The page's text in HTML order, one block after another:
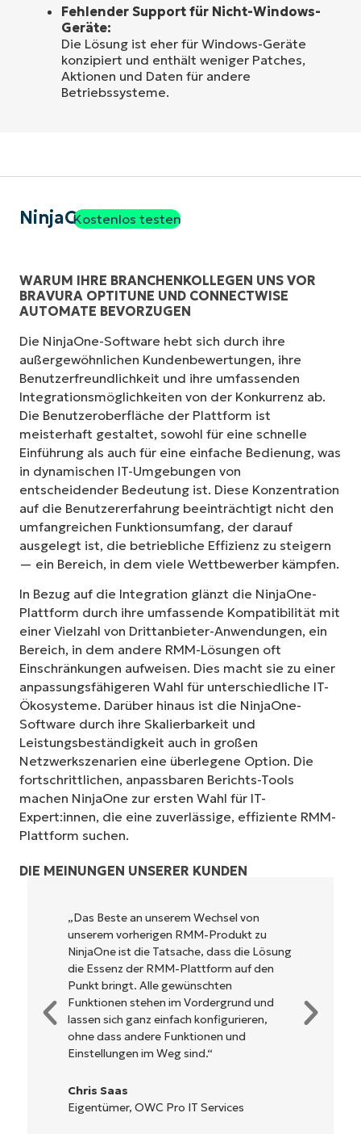
Fehlender Support für Nicht-Windows-
Geräte:
Die Lösung ist eher für Windows-Geräte
konzipiert und enthält weniger Patches,
Aktionen und Daten für andere
Betriebssysteme.
NinjaOneKostenlos testen
WARUM IHRE BRANCHENKOLLEGEN UNS VOR
BRAVURA OPTITUNE UND CONNECTWISE
AUTOMATE BEVORZUGEN
Die NinjaOne-Software hebt sich durch ihre
außergewöhnlichen Kundenbewertungen, ihre
Benutzerfreundlichkeit und ihre umfassenden
Integrationsmöglichkeiten von der Konkurrenz ab.
Die Benutzeroberfläche der Plattform ist
meisterhaft gestaltet, sowohl für eine schnelle
Einführung als auch für eine einfache Bedienung, was
in dynamischen IT-Umgebungen von
entscheidender Bedeutung ist. Diese Konzentration
auf die Benutzererfahrung beeinträchtigt nicht den
umfangreichen Funktionsumfang, der darauf
ausgelegt ist, die betriebliche Effizienz zu steigern
— ein Bereich, in dem viele Wettbewerber kämpfen.
In Bezug auf die Integration glänzt die NinjaOne-
Plattform durch ihre umfassende Kompatibilität mit
einer Vielzahl von Drittanbieter-Anwendungen, ein
Bereich, in dem andere RMM-Lösungen oft
Einschränkungen aufweisen. Dies macht sie zu einer
anpassungsfähigeren Wahl für unterschiedliche IT-
Ökosysteme. Darüber hinaus ist die NinjaOne-
Software durch ihre Skalierbarkeit und
Leistungsbeständigkeit auch in großen
Netzwerkszenarien eine überlegene Option. Die
fortschrittlichen, anpassbaren Berichts-Tools
machen NinjaOne zur ersten Wahl für IT-
Expert:innen, die eine zuverlässige, effiziente RMM-
Plattform suchen.
DIE MEINUNGEN UNSERER KUNDEN
NinjaOne ist unglaublich leicht zu bedienen
und kombiniert ein schnelles Interface mit
leistungsstarken Funktionen im Backend.
Es muss nicht erst kompliziert eingerichtet
werden und verzichtet auf eine komplexe
Steuerung. Alle Optionen und Tools sind
klar beschrieben, einfach zu verstehen und
die Benutzeroberfläche ist leicht zu
bedienen.
Ryan Reiffenberger
Reiffenberger.NET Technology Solutions